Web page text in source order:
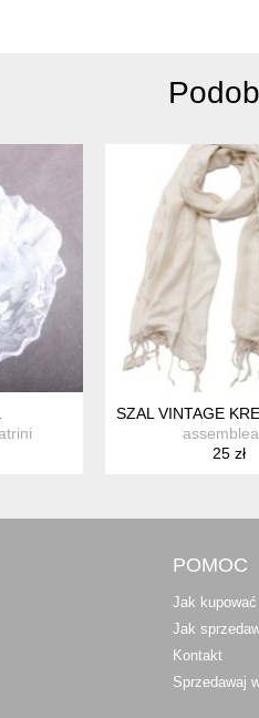
SZAL VINTAGE
25 zł
POMOC
Jak kupować
Jak
Kontakt
Sprzedawaj